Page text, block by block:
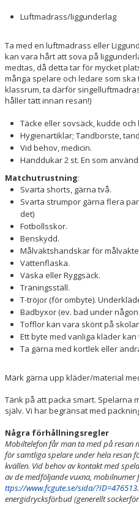
Luftmadrass/liggunderlag
Ta med en luftmadrass eller
kan vara hårt att sova på
medtas, då detta tar för mycket
många spelare och ledare som
klassrum, ta därför
håller tätt innan resan!)
Täcke eller sovsäck, kudde och
Hygienartiklar; Tandborste,
Vid behov, medicin.
Handdukar 2 st. En som
Matchutrustning:
Svarta shorts, gärna två.
Svarta strumpor gärna flera
det)
Fotbollsskor.
Benskydd.
Målvaktshandskar för
Vattenflaska.
Väska eller Ryggsäck.
Träningsställ.
T-tröjor (för ombyte).
Badbyxor (ev. bad under någon
Tofflor kan vara skönt på
Ett byte med vanliga kläder
Ta gärna med kortlek eller
Märk gärna upp kläder/material
Tänk på att packa smart. Spelarna
själv. Vi har begränsat med
Några förhållningsregler
Mobiltelefon får man ta med på
för samtliga spelare under hela resan
kvällen. Vid behov av kontakt med
av de medföljande vuxna, mobilnumer
ttps://www.fcgute.se/sida/?ID=476513
energidrycksförbud (generellt